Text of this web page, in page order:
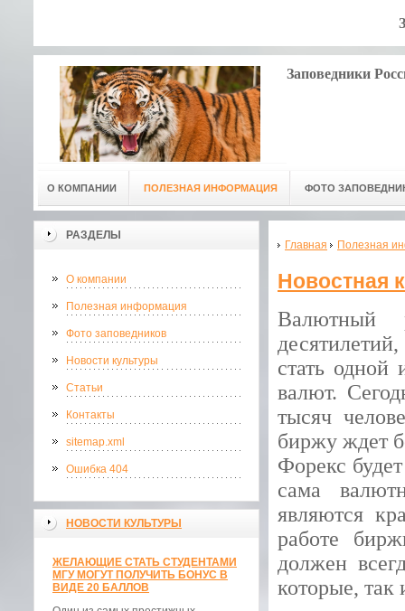
Заповедники
О КОМПАНИИ ПОЛЕЗНАЯ ИНФОРМАЦИЯ ФОТО
РАЗДЕЛЫ
О компании
Полезная информация
Фото заповедников
Новости культуры
Статьи
Контакты
sitemap.xml
Ошибка 404
НОВОСТИ КУЛЬТУРЫ
ЖЕЛАЮЩИЕ СТАТЬ СТУДЕНТАМИ
МГУ МОГУТ ПОЛУЧИТЬ БОНУС В
ВИДЕ 20 БАЛЛОВ
Главная Полезная
Новостная
Валютный
стать
валют.
тысяч
биржу ждет
Форекс
сама
являются
работе
должен
которые, так